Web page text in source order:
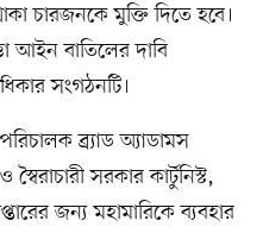
চারজনকে মুক্তি দিতে হবে।
আইন বাতিলের দাবি
সংগঠনটি।
ব্র্যাড অ্যাডামস
সরকার কার্টুনিস্ট,
জন্য মহামারিকে ব্যবহার